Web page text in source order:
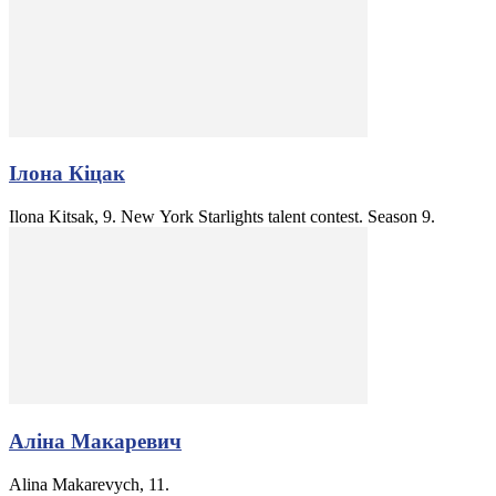
Ілона Кіцак
Ilona Kitsak, 9. New York Starlights talent contest. Season 9.
Аліна Макаревич
Alina Makarevych, 11.